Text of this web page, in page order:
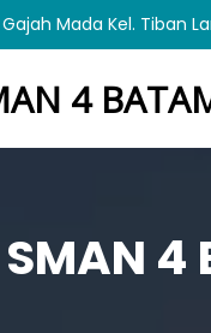
Gajah Mada Kel. Tiban
4
SMAN